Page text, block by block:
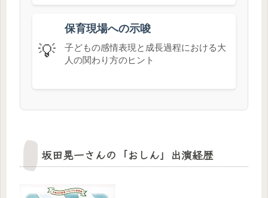
💡
保育現場への示唆
子どもの感情表現と成長過程における大
人の関わり方のヒント
坂田晃一さんの「おしん」出演経歴